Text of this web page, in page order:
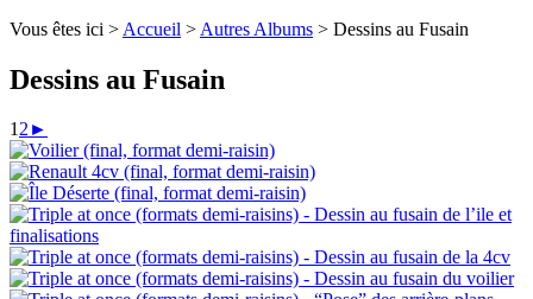
Vous êtes ici > Accueil > Autres Albums > Dessins au Fusain
Dessins au Fusain
12►